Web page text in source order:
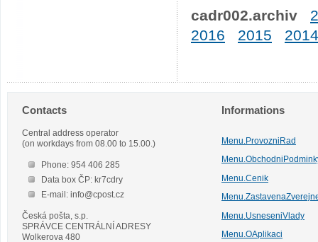
cadr002.archiv
2016
2015 2014
Contacts
Central address operator
(on workdays from 08.00 to 15.00.)
Phone: 954 406 285
Data box ČP: kr7cdry
E-mail: info@cpost.cz
Česká pošta, s.p.
SPRÁVCE CENTRÁLNÍ ADRESY
Wolkerova 480
Informations
Menu.ProvozniRad
Menu.Cenik
Menu.UsneseniVlady
Menu.OAplikaci